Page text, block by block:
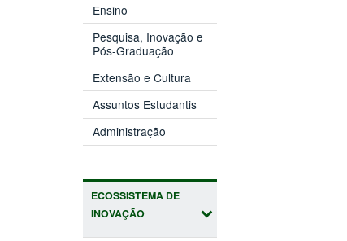
Ensino
em
nova
janela)
Pesquisa, Inovação e
Pós-Graduação (abre
em
nova
janela)
Extensão e Cultura
em
nova
janela)
Assuntos Estudantis(abre
em
janela)
Administração
em
ECOSSISTEMA DE
INOVAÇÃO